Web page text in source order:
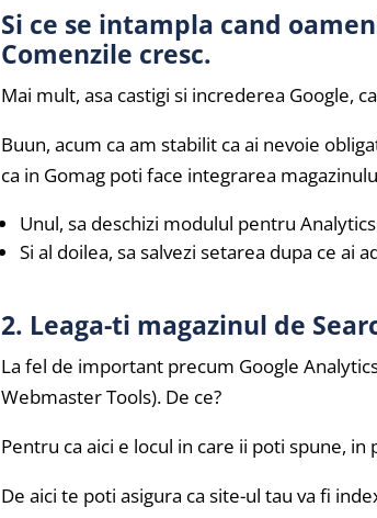
Si ce se intampla cand
Comenzile cresc.
Mai mult, asa castigi si increderea Google,
Buun, acum ca am stabilit ca ai nevoie
ca in Gomag poti face integrarea
Unul, sa deschizi modulul pentru
Si al doilea, sa salvezi setarea dupa ce ai
2. Leaga-ti magazinul de
La fel de important precum Google
Webmaster Tools). De ce?
Pentru ca aici e locul in care ii poti spune,
De aici te poti asigura ca site-ul tau va fi